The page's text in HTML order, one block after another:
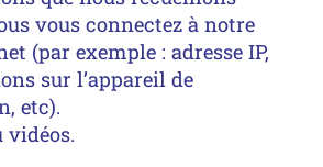
vous connectez à notre
(par exemple : adresse IP,
sur l’appareil de
etc).
vidéos.